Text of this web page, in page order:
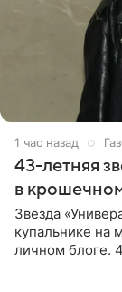
1 час назад
43-летняя
в
Звезда
купальнике на
личном блоге.